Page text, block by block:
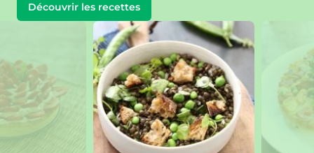
Découvrir les recettes